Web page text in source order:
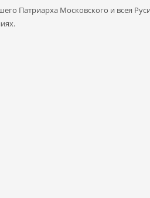
Патриарха Московского и всея